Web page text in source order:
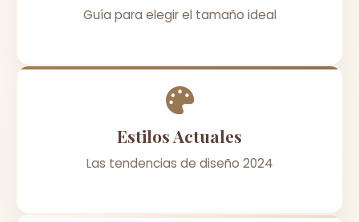
Guía para elegir el tamaño ideal
Estilos Actuales
Las tendencias de diseño 2024